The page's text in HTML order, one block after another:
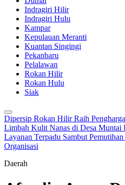
Indragiri Hilir
Indragiri Hulu
Kampar
Kepulauan Meranti
Kuantan Singingi
Pekanbaru
Pelalawan
Rokan Hilir
Rokan Hulu
Siak
Dipersip Rokan Hilir Raih
Limbah Kulit Nanas di Desa Muntai
Layanan Terpadu Sambut
Organisasi
Daerah